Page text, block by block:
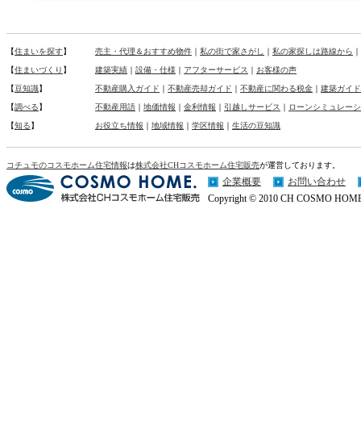
【住まいを探す】 売主・代理＆おすすめ物件 ｜ 私の街で家さがし ｜ 私の家探しは路線から
【住まいづくり 】 建築実績 ｜ 設備・仕様 ｜ アフターサービス ｜ お客様の声
【豆知識】 不動産購入ガイド ｜ 不動産売却ガイド ｜ 不動産に関わる税金 ｜ 建築ガイド
【調べる】 不動産用語 ｜ 地価情報 ｜ 金利情報 ｜ 引越しサービス ｜ ローンシミュレー
【知る】 お役立ち情報 ｜ 地域情報 ｜ 学区情報 ｜ 生活の豆知識
コチュモのコスモホーム住宅情報は株式会社CHコスモホーム住宅販売が運営しております。
企業概要
お問い合わせ
Copyright © 2010 CH COSMO